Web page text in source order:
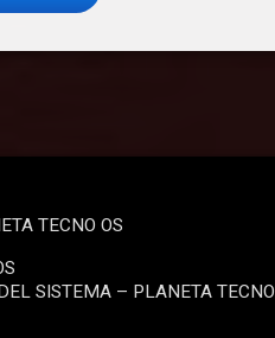
TECNO OS
SISTEMA – PLANETA TECNO